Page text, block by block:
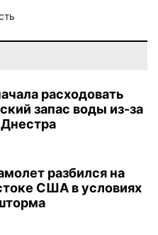
расходовать
запас воды из-за
разбился на
США в условиях